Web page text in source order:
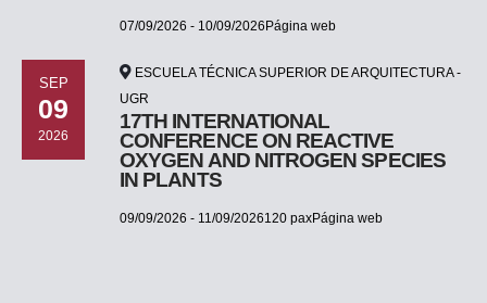
07/09/2026 - 10/09/2026Página web
SEP
09
2026
ESCUELA TÉCNICA SUPERIOR DE ARQUITECTURA -
UGR
17TH INTERNATIONAL
CONFERENCE ON REACTIVE
OXYGEN AND NITROGEN SPECIES
IN PLANTS
09/09/2026 - 11/09/2026120 paxPágina web